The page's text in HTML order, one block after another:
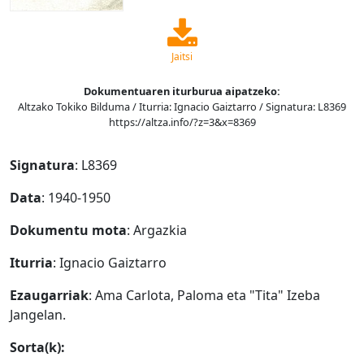
Jaitsi
Dokumentuaren iturburua aipatzeko:
Altzako Tokiko Bilduma / Iturria: Ignacio Gaiztarro / Signatura: L8369
https://altza.info/?z=3&x=8369
Signatura: L8369
Data: 1940-1950
Dokumentu mota: Argazkia
Iturria: Ignacio Gaiztarro
Ezaugarriak: Ama Carlota, Paloma eta "Tita" Izeba
Jangelan.
Sorta(k):